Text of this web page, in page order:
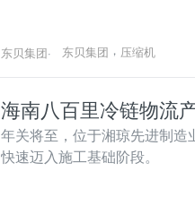
东贝集团· 东贝集团 ， 压缩机
海南八百里冷链物流
年关将至，位于湘琼先进制造
快速迈入施工基础阶段。